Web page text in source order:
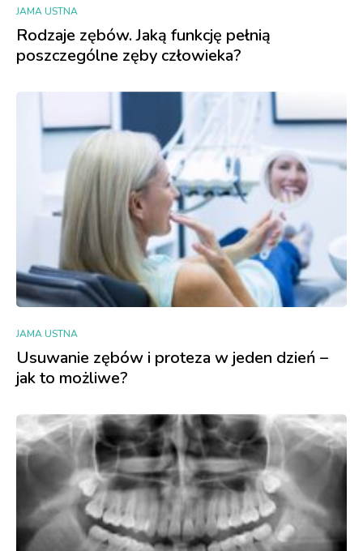
JAMA USTNA
Rodzaje zębów. Jaką funkcję pełnią
poszczególne zęby człowieka?
JAMA USTNA
Usuwanie zębów i proteza w jeden dzień –
jak to możliwe?